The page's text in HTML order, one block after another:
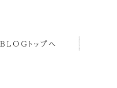
BLOGトップへ